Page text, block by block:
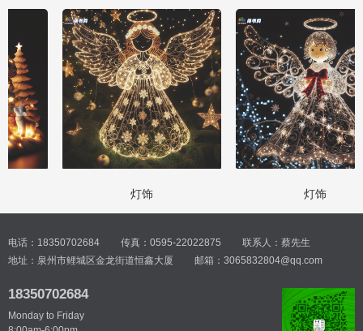
灯饰 灯饰
电话：18350702684 传真：0595-22022875
联系人：蔡先生
地址：泉州市鲤城区金龙街道恒鑫大厦
邮箱：3065832804@qq.com
18350702684
Monday to Friday